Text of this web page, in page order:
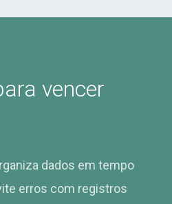
vencer
dados em tempo
erros com registros